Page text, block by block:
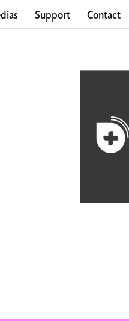
Support Contact